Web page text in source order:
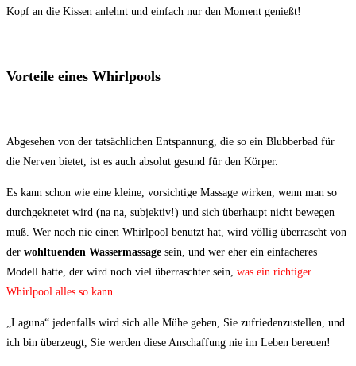
Kopf an die Kissen anlehnt und einfach nur den Moment genießt!
Vorteile eines Whirlpools
Abgesehen von der tatsächlichen Entspannung, die so ein Blubberbad für
die Nerven bietet, ist es auch absolut gesund für den Körper.
Es kann schon wie eine kleine, vorsichtige Massage wirken, wenn man so
durchgeknetet wird (na na, subjektiv!) und sich überhaupt nicht bewegen
muß. Wer noch nie einen Whirlpool benutzt hat, wird völlig überrascht von
der wohltuenden Wassermassage sein, und wer eher ein einfacheres
Modell hatte, der wird noch viel überraschter sein, was ein richtiger
Whirlpool alles so kann.
„Laguna“ jedenfalls wird sich alle Mühe geben, Sie zufriedenzustellen, und
ich bin überzeugt, Sie werden diese Anschaffung nie im Leben bereuen!